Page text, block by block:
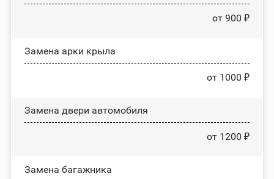
от 900 ₽
Замена арки крыла
от 1000 ₽
Замена двери автомобиля
от 1200 ₽
Замена багажника